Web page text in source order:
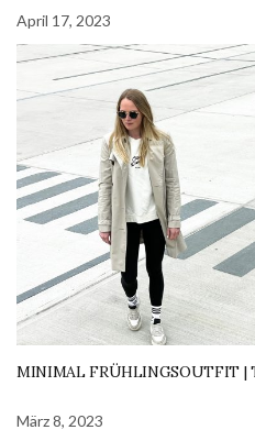
April 17, 2023
MINIMAL FRÜHLINGSOUTFIT |
März 8, 2023